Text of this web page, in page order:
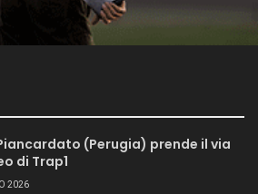
(Perugia) prende il via
di Trap1
2026